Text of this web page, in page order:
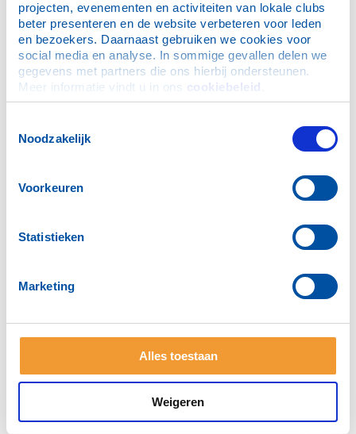
projecten, evenementen en activiteiten van lokale clubs
beter presenteren en de website verbeteren voor leden
en bezoekers. Daarnaast gebruiken we cookies voor
social media en analyse. In sommige gevallen delen we
gegevens met partners die ons hierbij ondersteunen.
Meer informatie vindt u in ons cookiebeleid
Noodzakelijk
Voorkeuren
Statistieken
Marketing
Alles toestaan
Weigeren
Stg. Beheer Middelen
Notititie nieuwe structuur
ANBI gegevens
Kascontrole